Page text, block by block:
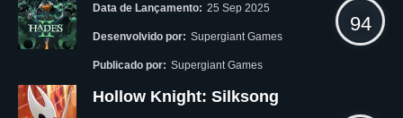
Data de Lançamento: 25 Sep 2025
Desenvolvido por: Supergiant Games
Publicado por: Supergiant Games
94
Hollow Knight: Silksong